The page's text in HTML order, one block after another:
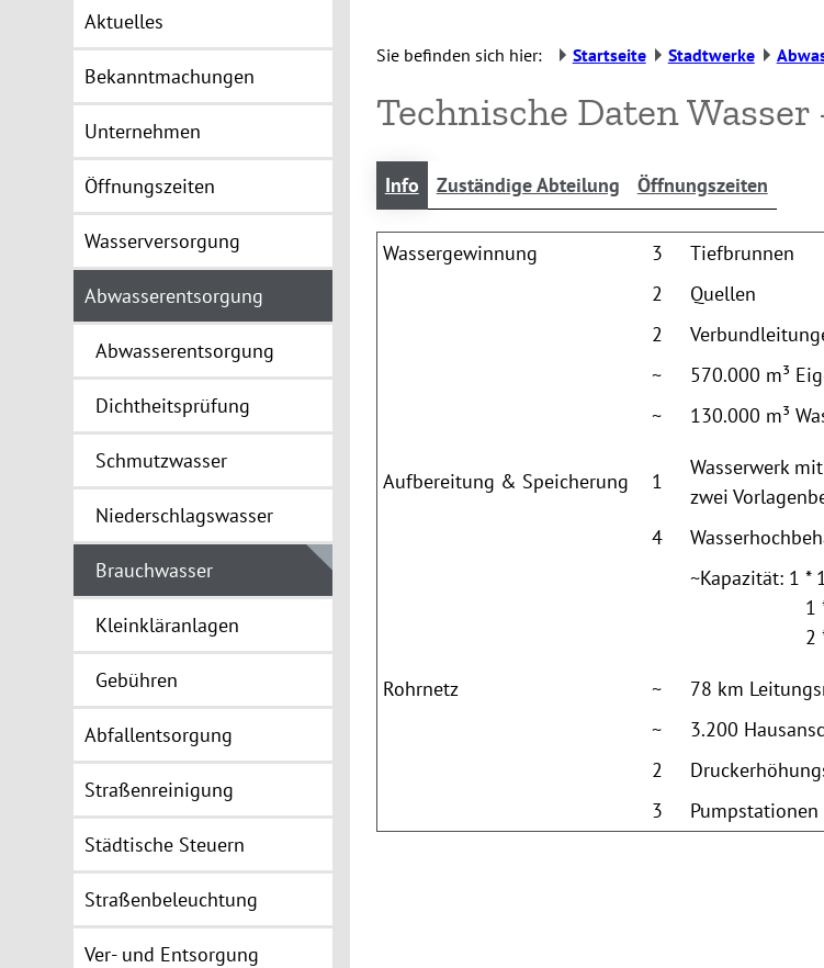
Aktuelles
Bekanntmachungen
Unternehmen
Öffnungszeiten
Wasserversorgung
Abwasserentsorgung
Abwasserentsorgung
Dichtheitsprüfung
Schmutzwasser
Niederschlagswasser
Brauchwasser
Kleinkläranlagen
Gebühren
Abfallentsorgung
Straßenreinigung
Städtische Steuern
Straßenbeleuchtung
Ver- und Entsorgung
Sie befinden sich hier: Startseite Stadtwerke
Technische Daten
Info Zuständige Abteilung Öffnungszeiten
Wassergewinnung 3
Tiefbrunnen
2
Quellen
2
~
570.000 m³
~
130.000 m³
Aufbereitung & Speicherung 1
Wasserwerk
zwei
4
~Kapazität: 1 *
1 *
2 *
Rohrnetz ~
78 km
~
3.200
2
3
Pumpstationen